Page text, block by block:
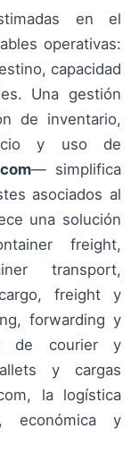
en el
operativas:
capacidad
Una gestión
de inventario,
y uso de
— simplifica
asociados al
una solución
freight,
transport,
freight y
forwarding y
de courier y
y cargas
la logística
económica y